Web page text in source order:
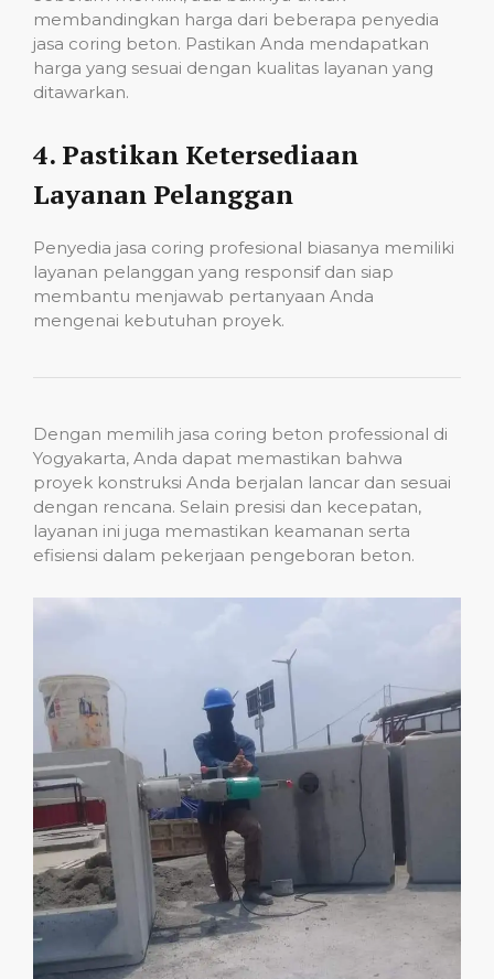
membandingkan harga dari beberapa penyedia
jasa coring beton. Pastikan Anda mendapatkan
harga yang sesuai dengan kualitas layanan yang
ditawarkan.
4. Pastikan Ketersediaan
Layanan Pelanggan
Penyedia jasa coring profesional biasanya memiliki
layanan pelanggan yang responsif dan siap
membantu menjawab pertanyaan Anda
mengenai kebutuhan proyek.
Dengan memilih jasa coring beton professional di
Yogyakarta, Anda dapat memastikan bahwa
proyek konstruksi Anda berjalan lancar dan sesuai
dengan rencana. Selain presisi dan kecepatan,
layanan ini juga memastikan keamanan serta
efisiensi dalam pekerjaan pengeboran beton.